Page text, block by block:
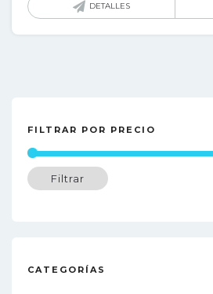
DETALLES
FILTRAR POR PRECIO
Filtrar
CATEGORÍAS